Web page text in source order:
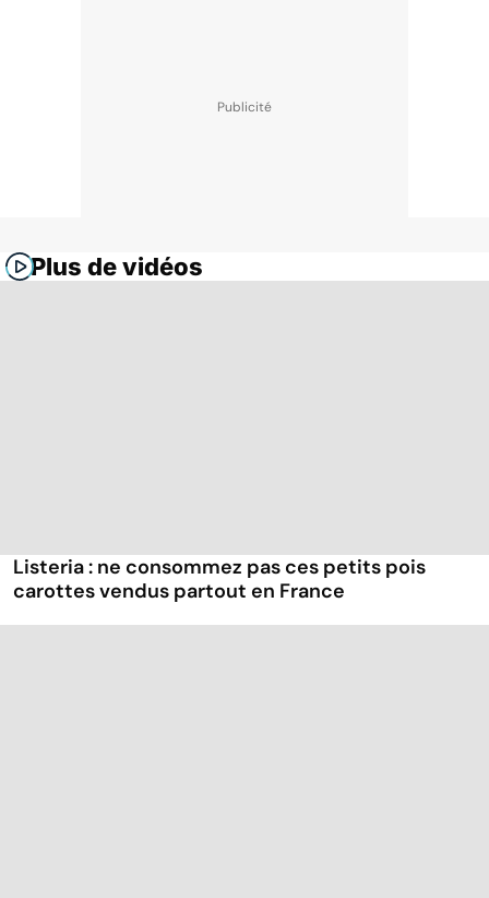
Plus de vidéos
Listeria : ne consommez pas ces petits pois
carottes vendus partout en France